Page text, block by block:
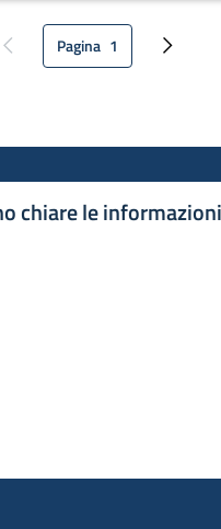
Pagina precedentePagina attuale
Pagina 1 Pagina
chiare le